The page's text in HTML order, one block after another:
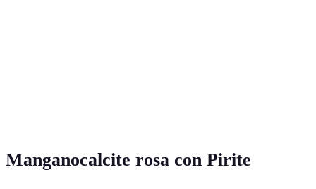
Manganocalcite rosa con Pirite